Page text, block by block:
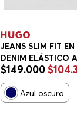
JEANS SLIM FIT
DENIM ELÁSTICO
SLIM FIT HOMBRE
$149.000 $104.
Azul oscuro